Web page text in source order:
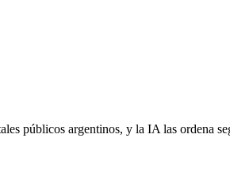
públicos argentinos, y la IA las ordena